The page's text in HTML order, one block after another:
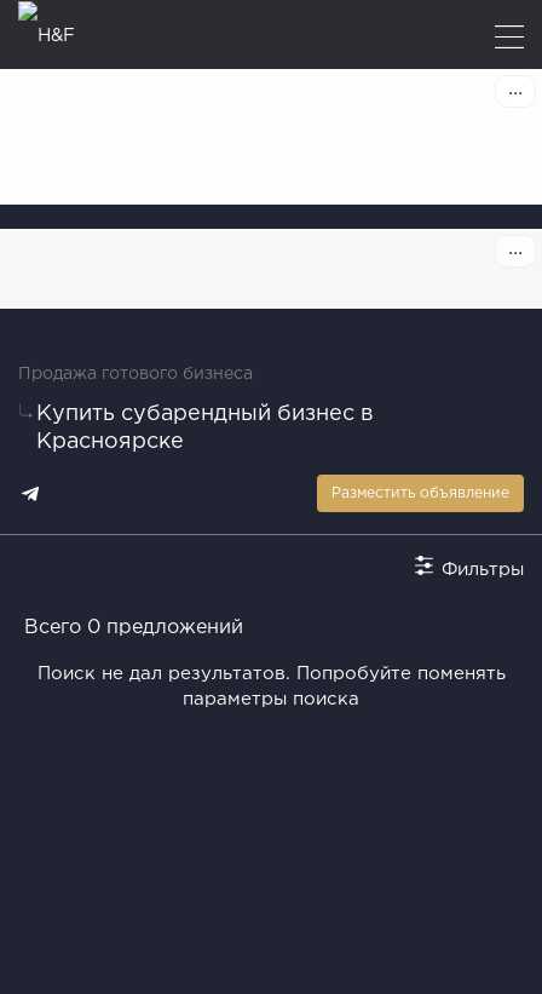
Продажа готового бизнеса
Купить субарендный бизнес в
Красноярске
Разместить объявление
Фильтры
Всего 0 предложений
Поиск не дал результатов. Попробуйте поменять
параметры поиска